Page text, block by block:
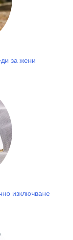
за жени
изключване